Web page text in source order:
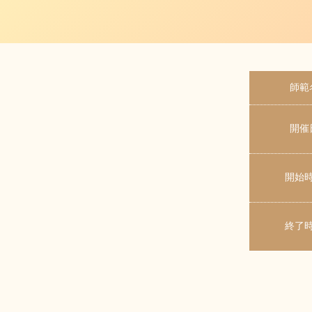
師範
開催
開始
終了